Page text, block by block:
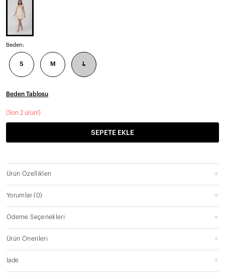
Beden:
S M L
Beden Tablosu
(Son 2 ürün!)
SEPETE EKLE
Ürün Özellikleri
Yorumlar(0)
Ödeme Seçenekleri
Ürün Önerileri
İade